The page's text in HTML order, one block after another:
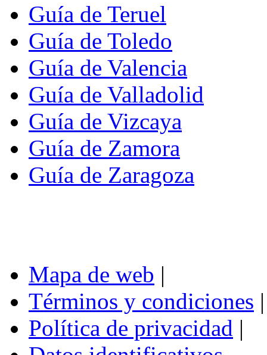
Guía de Teruel
Guía de Toledo
Guía de Valencia
Guía de Valladolid
Guía de Vizcaya
Guía de Zamora
Guía de Zaragoza
Mapa de web |
Términos y condiciones |
Política de privacidad |